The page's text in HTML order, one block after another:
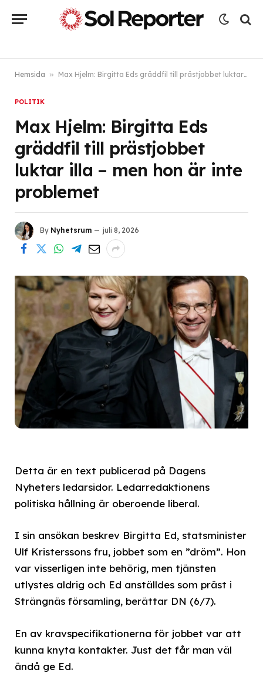
Hemsida » Max Hjelm: Birgitta Eds gräddfil till prästjobbet luktar illa – men hon är inte problemet
POLITIK
Max Hjelm: Birgitta Eds
gräddfil till prästjobbet
luktar illa – men hon är inte
problemet
By Nyhetsrum juli 8, 2026
Detta är en text publicerad på Dagens
Nyheters ledarsidor. Ledarredaktionens
politiska hållning är oberoende liberal.
I sin ansökan beskrev Birgitta Ed, statsminister
Ulf Kristerssons fru, jobbet som en ”dröm”. Hon
var visserligen inte behörig, men tjänsten
utlystes aldrig och Ed anställdes som präst i
Strängnäs församling, berättar DN (6/7).
En av kravspecifikationerna för jobbet var att
kunna knyta kontakter. Just det får man väl
ändå ge Ed.